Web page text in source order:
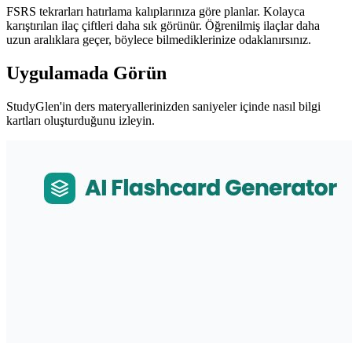
FSRS tekrarları hatırlama kalıplarınıza göre planlar. Kolayca
karıştırılan ilaç çiftleri daha sık görünür. Öğrenilmiş ilaçlar daha
uzun aralıklara geçer, böylece bilmediklerinize odaklanırsınız.
Uygulamada Görün
StudyGlen'in ders materyallerinizden saniyeler içinde nasıl bilgi
kartları oluşturduğunu izleyin.